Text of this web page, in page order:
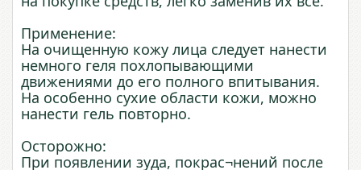
Применение:
На очищенную кожу лица следует нанести
немного геля похлопывающими
движениями до его полного впитывания.
На особенно сухие области кожи, можно
нанести гель повторно.
Осторожно:
При появлении зуда, покрас¬нений после